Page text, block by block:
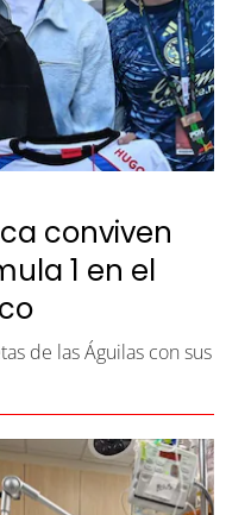
conviven
1 en el
de las Águilas con sus